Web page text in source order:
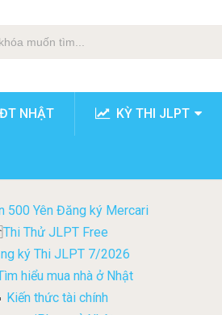
ĐT NHẬT KỲ THI JLPT
500 Yên Đăng ký Mercari
Thi Thử JLPT Free
ký Thi JLPT 7/2026
hiểu mua nhà ở Nhật
Kiến thức tài chính